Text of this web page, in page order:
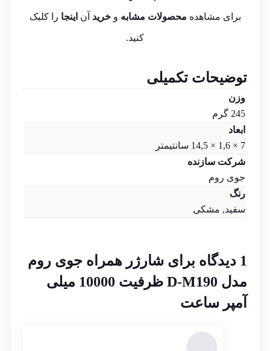
برای مشاهده محصولات مشابه وخرید آن اینجا را کلیک
کنید.
توضیحات تکمیلی
وزن
245 گرم
ابعاد
7 × 1,6 × 14,5 سانتیمتر
شرکت سازنده
جوی روم
رنگ
سفید, مشکی
1 دیدگاه برای
شارژر همراه جوی روم
مدل D-M190 ظرفیت 10000 میلی
آمپر ساعت